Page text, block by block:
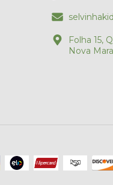
Folha 15,
Nova